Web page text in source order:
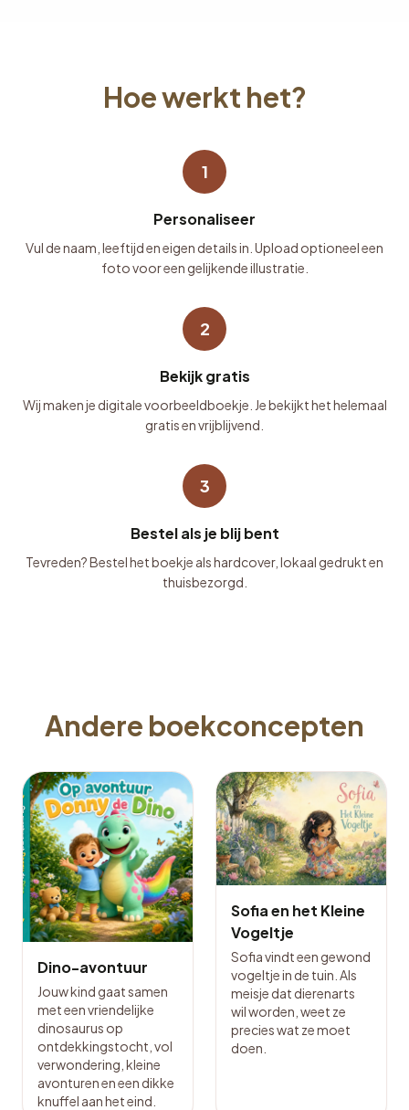
Hoe werkt het?
1
Personaliseer
Vul de naam, leeftijd en eigen details in. Upload optioneel een
foto voor een gelijkende illustratie.
2
Bekijk gratis
Wij maken je digitale voorbeeldboekje. Je bekijkt het helemaal
gratis en vrijblijvend.
3
Bestel als je blij bent
Tevreden? Bestel het boekje als hardcover, lokaal gedrukt en
thuisbezorgd.
Andere boekconcepten
Dino-avontuur
Jouw kind gaat samen
met een vriendelijke
dinosaurus op
ontdekkingstocht, vol
verwondering, kleine
avonturen en een dikke
knuffel aan het eind.
Sofia en het Kleine
Vogeltje
Sofia vindt een gewond
vogeltje in de tuin. Als
meisje dat dierenarts
wil worden, weet ze
precies wat ze moet
doen.